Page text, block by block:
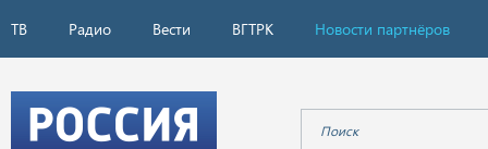
ТВ Радио Вести ВГТРК Новости партнёров